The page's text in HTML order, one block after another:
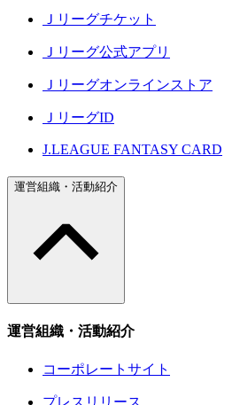
Ｊリーグチケット
Ｊリーグ公式アプリ
Ｊリーグオンラインストア
ＪリーグID
J.LEAGUE FANTASY CARD
運営組織・活動紹介
運営組織・活動紹介
コーポレートサイト
プレスリリース